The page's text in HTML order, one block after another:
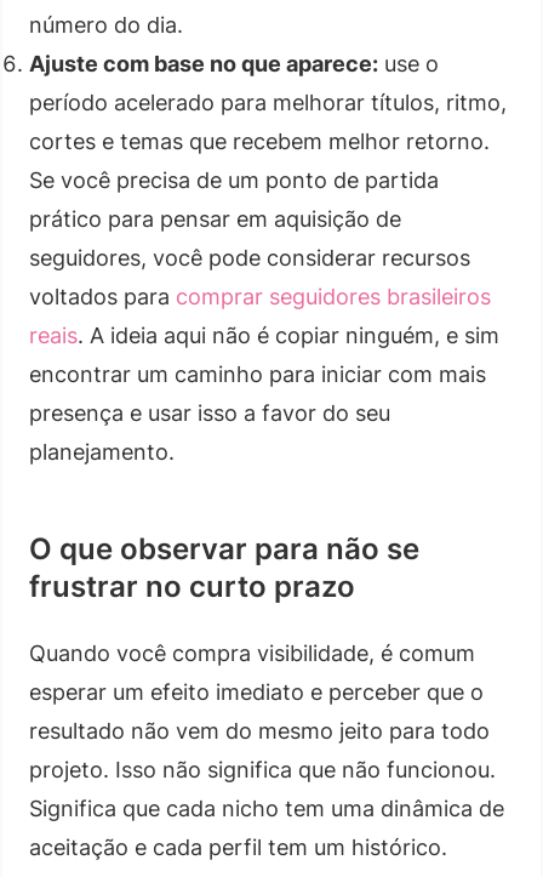
número do dia.
Ajuste com base no que aparece: use o
período acelerado para melhorar títulos, ritmo,
cortes e temas que recebem melhor retorno.
Se você precisa de um ponto de partida
prático para pensar em aquisição de
seguidores, você pode considerar recursos
voltados para comprar seguidores brasileiros
reais. A ideia aqui não é copiar ninguém, e sim
encontrar um caminho para iniciar com mais
presença e usar isso a favor do seu
planejamento.
O que observar para não se
frustrar no curto prazo
Quando você compra visibilidade, é comum
esperar um efeito imediato e perceber que o
resultado não vem do mesmo jeito para todo
projeto. Isso não significa que não funcionou.
Significa que cada nicho tem uma dinâmica de
aceitação e cada perfil tem um histórico.